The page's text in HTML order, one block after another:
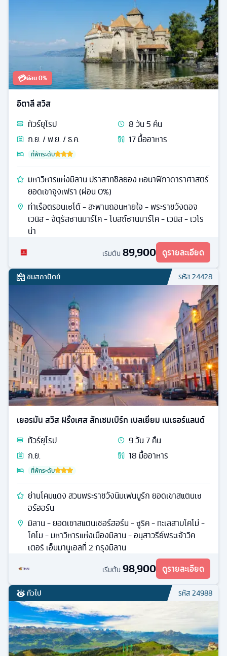
💳ผ่อน 0%
อิตาลี สวิส
ทัวร์ยุโรป 8วัน5 คืน
ก.ย. / พ.ย. / ธ.ค.
17มื้ออาหาร
ที่พักระดับ
มหาวิหารแห่งมิลาน ปราสาทชิลยอง หอนาฬิกาดาราศาสตร์
ยอดเขาจุงเฟรา (ผ่อน 0%)
ท่าเรือตรอนเซโต้ - สะพานถอนหายใจ - พระราชวังดอจ
เวนิส - จัตุรัสซานมาร์โค - โบสถ์ซานมาร์โค - เวนิส - เวโร
น่า
เริ่มต้น 89,900 ดูรายละเอียด
ชมสถาปัตย์ รหัส24428
เยอรมัน สวิส ฝรั่งเศส ลักเซมเบิร์ก เบลเยี่ยม เนเธอร์แลนด์
ทัวร์ยุโรป 9วัน7คืน
ก.ย.
18 มื้ออาหาร
ที่พักระดับ
ย่านโคมแดง สวนพระราชวังนิมเฟนบูร์ก ยอดเขาสแตนเซ
อร์ฮอร์น
มิลาน - ยอดเขาสแตนเชอร์ฮอร์น - ซูริค - ทะเลสาบโคโม่ -
โคโม - มหาวิหารแห่งเมืองมิลาน - อนุสาวรีย์พระเจ้าวิค
เตอร์ เอ็มมานูเอลที่ 2 กรุงมิลาน
เริ่มต้น 98,900 ดูรายละเอียด
ทั่วไป รหัส24988